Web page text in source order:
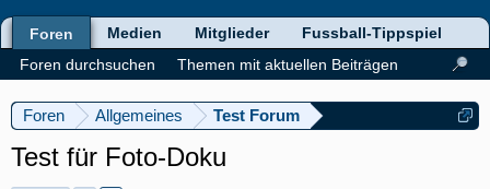
Foren Allgemeines Test Forum
Test für Foto-Doku
Foren
Foren durchsuchen
Themen mit aktuellen Beiträgen
Medien Mitglieder Fussball-Tippspiel